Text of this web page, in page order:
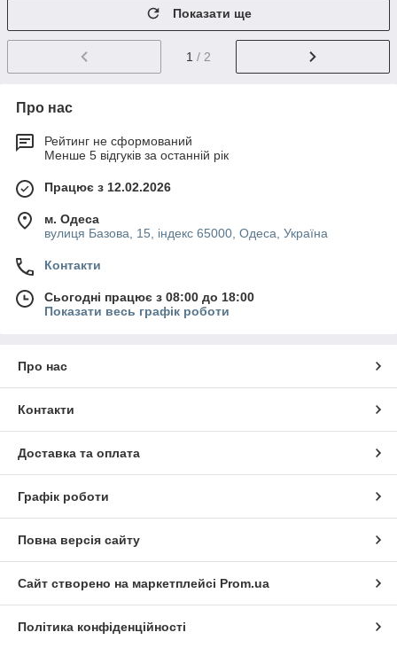
Показати ще
1 / 2
Про нас
Рейтинг не сформований
Менше 5 відгуків за останній рік
Працює з 12.02.2026
м. Одеса
вулиця Базова, 15, індекс 65000, Одеса, Україна
Контакти
Сьогодні працює з 08:00 до 18:00
Показати весь графік роботи
Про нас
Контакти
Доставка та оплата
Графік роботи
Повна версія сайту
Сайт створено на маркетплейсі Prom.ua
Політика конфіденційності